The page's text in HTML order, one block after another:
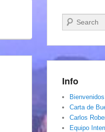
Buscar
Info
Bienvenidos
Carta de
Carlos
Equipo